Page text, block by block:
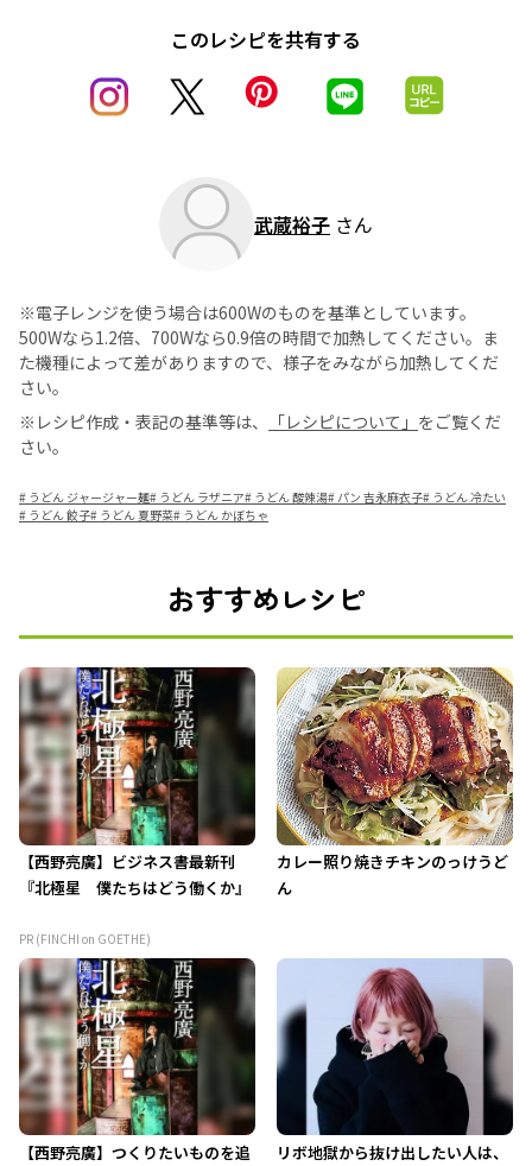
このレシピを共有する
武蔵裕子 さん
※電子レンジを使う場合は600Wのものを基準としています。
500Wなら1.2倍、700Wなら0.9倍の時間で加熱してください。ま
た機種によって差がありますので、様子をみながら加熱してくだ
さい。
※レシピ作成・表記の基準等は、
「レシピについて」 をご覧くだ
さい。
# うどん ジャージャー麺# うどん ラザニア# うどん 酸辣湯#パン 吉永麻衣子# うどん 冷たい
# うどん 餃子# うどん 夏野菜# うどん かぼちゃ
おすすめレシピ
【西野亮廣】ビジネス書最新刊
『北極星 僕たちはどう働くか』
PR (FINCHI on GOETHE)
カレー照り焼きチキンのっけうど
ん
【西野亮廣】つくりたいものを追
リボ地獄から抜け出したい人は、